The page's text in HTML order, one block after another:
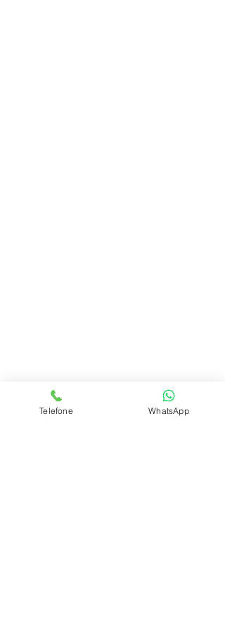
Telefone WhatsApp